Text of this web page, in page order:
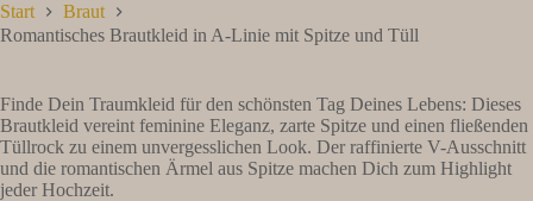
Start
Braut
Romantisches Brautkleid in A-Linie mit Spitze und Tüll
Finde Dein Traumkleid für den schönsten Tag Deines Lebens: Dieses
Brautkleid vereint feminine Eleganz, zarte Spitze und einen fließenden
Tüllrock zu einem unvergesslichen Look. Der raffinierte V-Ausschnitt
und die romantischen Ärmel aus Spitze machen Dich zum Highlight
jeder Hochzeit.